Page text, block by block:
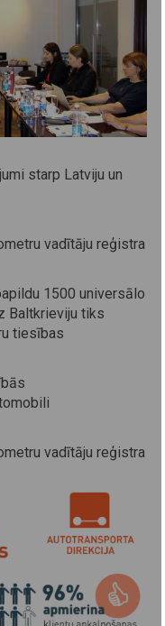
starp Latviju un
vadītāju reģistra
1500 universālo
Baltkrieviju tiks
tiesības
vadītāju reģistra